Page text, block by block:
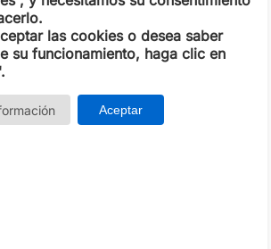
las cookies o desea saber
su funcionamiento, haga clic en
Aceptar